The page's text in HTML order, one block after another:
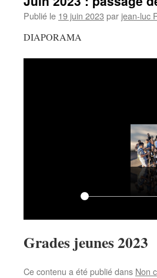
Publié le 19 juin 2023 par jean-luc
DIAPORAMA
Grades jeunes 2023
Ce contenu a été publié dans Non